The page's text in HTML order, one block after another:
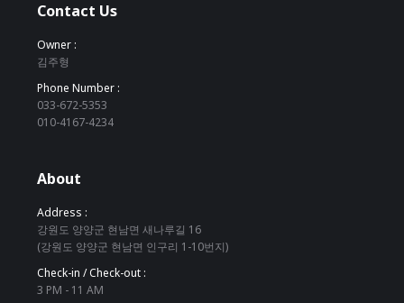
Contact Us
Owner :
김주형
Phone Number :
033-672-5353
010-4167-4234
About
Address :
강원도 양양군 현남면 새나루길 16
(강원도 양양군 현남면 인구리 1-10번지)
Check-in / Check-out :
3 PM - 11 AM